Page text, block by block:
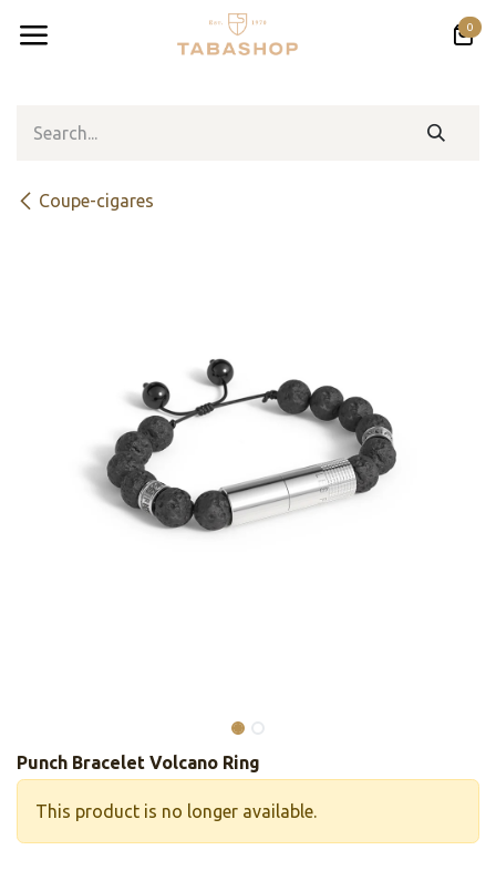
0
Coupe-cigares
Punch Bracelet Volcano Ring
This product is no longer available.